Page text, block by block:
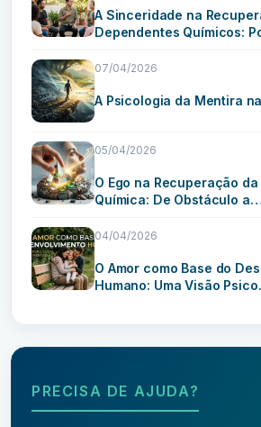
A Sinceridade na
Dependentes Químicos:
07/04/2026
A Psicologia da Mentira
05/04/2026
O Ego na Recuperação
Química: De Obstáculo a…
04/04/2026
O Amor como Base do
Humano: Uma Visão
PRECISA DE AJUDA?